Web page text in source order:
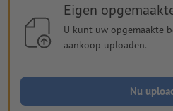
Eigen
U kunt uw opgemaakte
aankoop uploaden.
Nu